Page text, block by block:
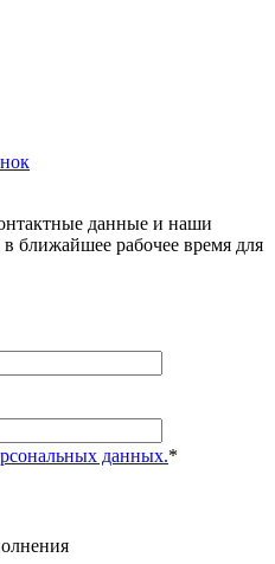
данные и наши
ближайшее рабочее время для
данных.*